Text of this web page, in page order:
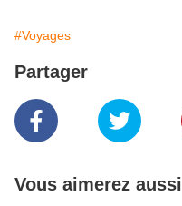
#Voyages
Partager
Vous aimerez aussi